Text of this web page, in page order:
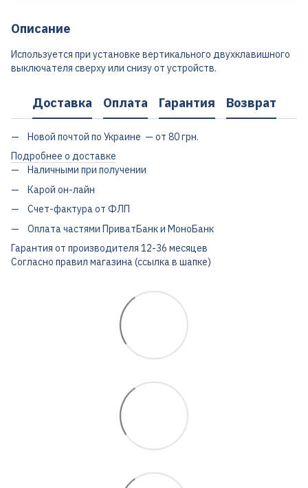
Описание
Используется при установке вертикального двухклавишного
выключателя сверху или снизу от устройств.
Доставка Оплата Гарантия Возврат
Новой почтой по Украине — от 80 грн.
Подробнее о доставке
Наличными при получении
Карой он-лайн
Счет-фактура от ФЛП
Оплата частями ПриватБанк и МоноБанк
Гарантия от производителя 12-36 месяцев
Согласно правил магазина (ссылка в шапке)